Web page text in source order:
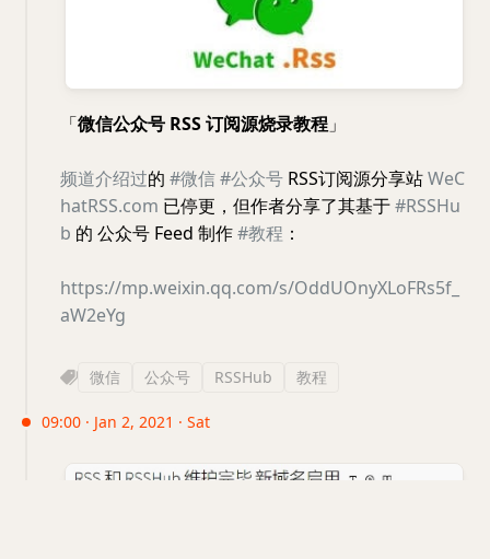
「微信公众号 RSS 订阅源烧录教程」
频道介绍过的 #微信#公众号 RSS订阅源分享站WeC
hatRSS.com 已停更，但作者分享了其基于#RSSHu
b 的 公众号 Feed 制作#教程 ：
https://mp.weixin.qq.com/s/OddUOnyXLoFRs5f_
aW2eYg
微信 公众号 RSSHub 教程
09:00 · Jan 2, 2021 · Sat